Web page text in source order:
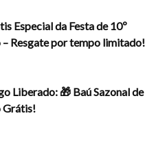
Especial da Festa de 10º
Resgate por tempo limitado!
Liberado: 🎁 Baú Sazonal de
Grátis!